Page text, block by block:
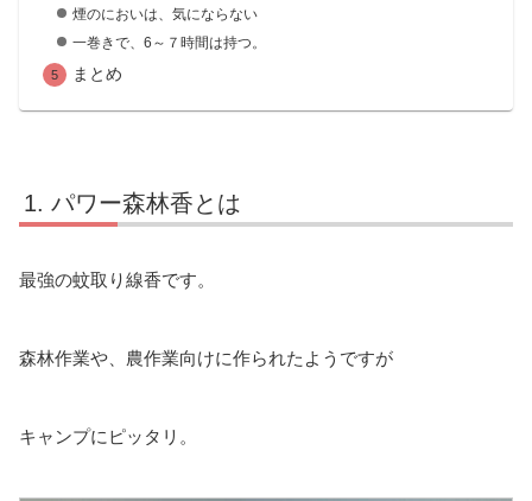
煙のにおいは、気にならない
一巻きで、6～７時間は持つ。
まとめ
パワー森林香とは
最強の蚊取り線香です。
森林作業や、農作業向けに作られたようですが
キャンプにピッタリ。